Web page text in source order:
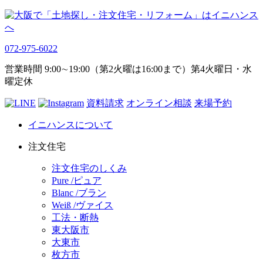
072-975-6022
営業時間 9:00∼19:00（第2火曜は16:00まで）第4火曜日・水
曜定休
資料請求 オンライン相談 来場予約
イニハンスについて
注文住宅
注文住宅のしくみ
Pure /ピュア
Blanc /ブラン
Weiß /ヴァイス
工法・断熱
東大阪市
大東市
枚方市